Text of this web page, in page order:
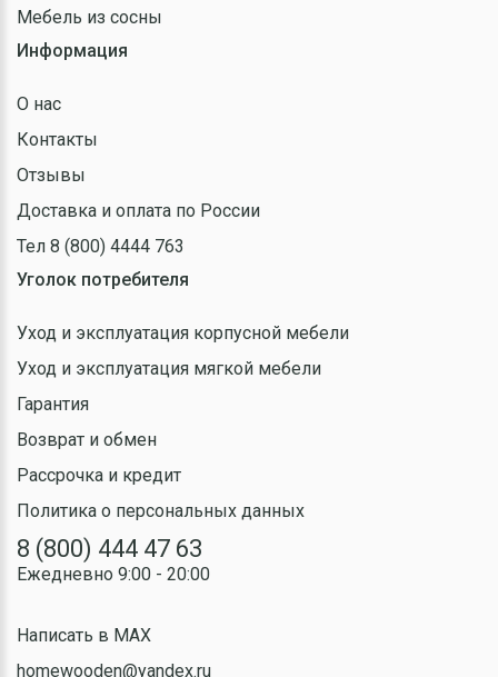
Мебель из сосны
Информация
О нас
Контакты
Отзывы
Доставка и оплата по России
Тел 8 (800) 4444 763
Уголок потребителя
Уход и эксплуатация корпусной мебели
Уход и эксплуатация мягкой мебели
Гарантия
Возврат и обмен
Рассрочка и кредит
Политика о персональных данных
8 (800) 444 47 63
Ежедневно 9:00 - 20:00
Написать в MAX
homewooden@yandex.ru